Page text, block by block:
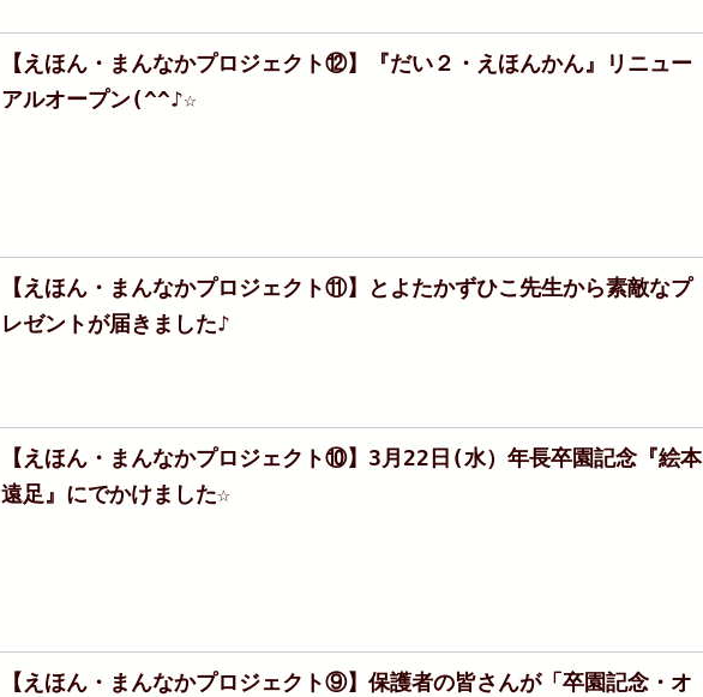
【えほん・まんなかプロジェクト⑫】『だい２・えほんかん』リニュー
アルオープン(^^♪☆
【えほん・まんなかプロジェクト⑪】とよたかずひこ先生から素敵なプ
レゼントが届きました♪
【えほん・まんなかプロジェクト⑩】3月22日(水）年長卒園記念『絵本
遠足』にでかけました☆
【えほん・まんなかプロジェクト⑨】保護者の皆さんが「卒園記念・オ